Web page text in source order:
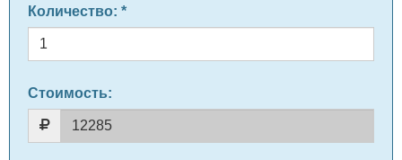
Количество: *
Стоимость: